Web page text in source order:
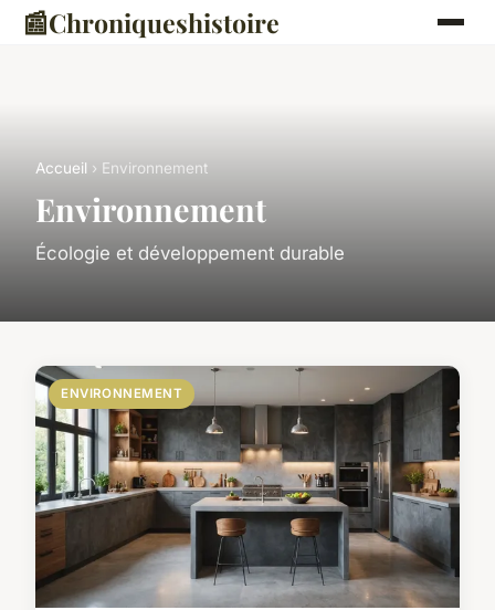
📰Chroniqueshistoire
Accueil › Environnement
Environnement
Écologie et développement durable
ENVIRONNEMENT